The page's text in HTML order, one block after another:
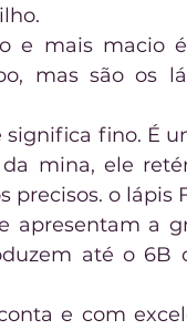
e mais macio
mas são os
fino. É
mina, ele
o lápis
apresentam a
até o 6B